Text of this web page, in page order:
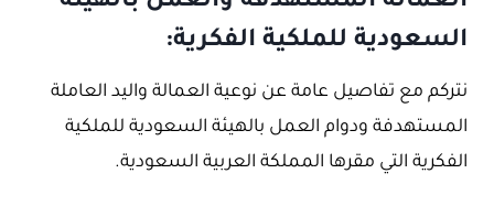
السعودية للملكية الفكرية:
نتركم مع تفاصيل عامة عن نوعية العمالة واليد العاملة
المستهدفة ودوام العمل بالهيئة السعودية للملكية
الفكرية التي مقرها المملكة العربية السعودية.